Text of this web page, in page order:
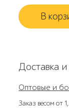
В
Доставка
Оптовые и
Заказ весом от